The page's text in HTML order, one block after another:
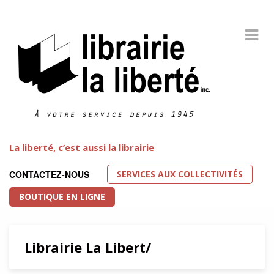
La liberté, c’est aussi la librairie
CONTACTEZ-NOUS
SERVICES AUX COLLECTIVITÉS
BOUTIQUE EN LIGNE
Librairie La Libert/